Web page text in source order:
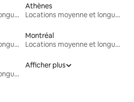
Locations moyenne et longue durée
Athènes
Locations moyenne et longue durée
Locations moyenne et longue durée
Montréal
Locations moyenne et longue durée
Locations moyenne et longue durée
Afficher plus